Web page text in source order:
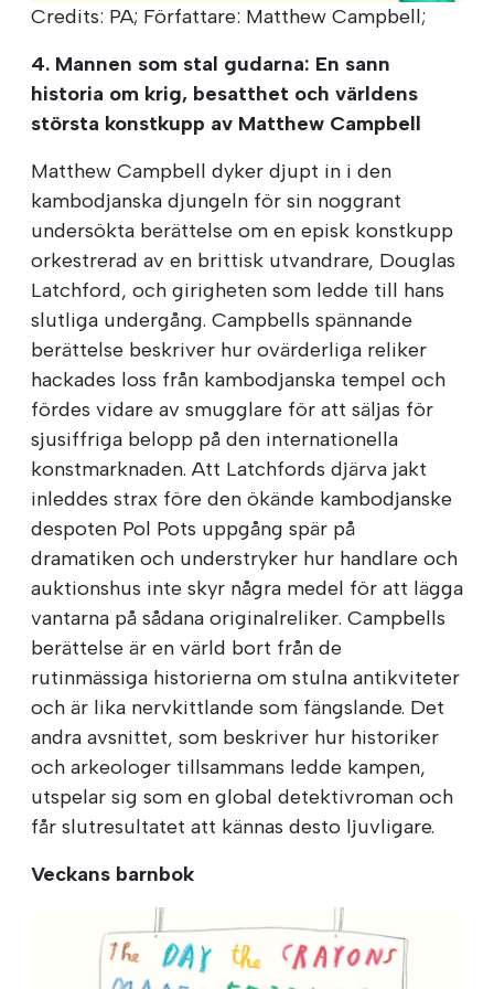
Credits: PA; Författare: Matthew Campbell;
4. Mannen som stal gudarna: En sann
historia om krig, besatthet och världens
största konstkupp av Matthew Campbell
Matthew Campbell dyker djupt in i den
kambodjanska djungeln för sin noggrant
undersökta berättelse om en episk konstkupp
orkestrerad av en brittisk utvandrare, Douglas
Latchford, och girigheten som ledde till hans
slutliga undergång. Campbells spännande
berättelse beskriver hur ovärderliga reliker
hackades loss från kambodjanska tempel och
fördes vidare av smugglare för att säljas för
sjusiffriga belopp på den internationella
konstmarknaden. Att Latchfords djärva jakt
inleddes strax före den ökände kambodjanske
despoten Pol Pots uppgång spär på
dramatiken och understryker hur handlare och
auktionshus inte skyr några medel för att lägga
vantarna på sådana originalreliker. Campbells
berättelse är en värld bort från de
rutinmässiga historierna om stulna antikviteter
och är lika nervkittlande som fängslande. Det
andra avsnittet, som beskriver hur historiker
och arkeologer tillsammans ledde kampen,
utspelar sig som en global detektivroman och
får slutresultatet att kännas desto ljuvligare.
Veckans barnbok